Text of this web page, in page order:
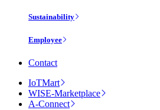
Sustainability
Employee
Contact
IoTMart
WISE-Marketplace
A-Connect